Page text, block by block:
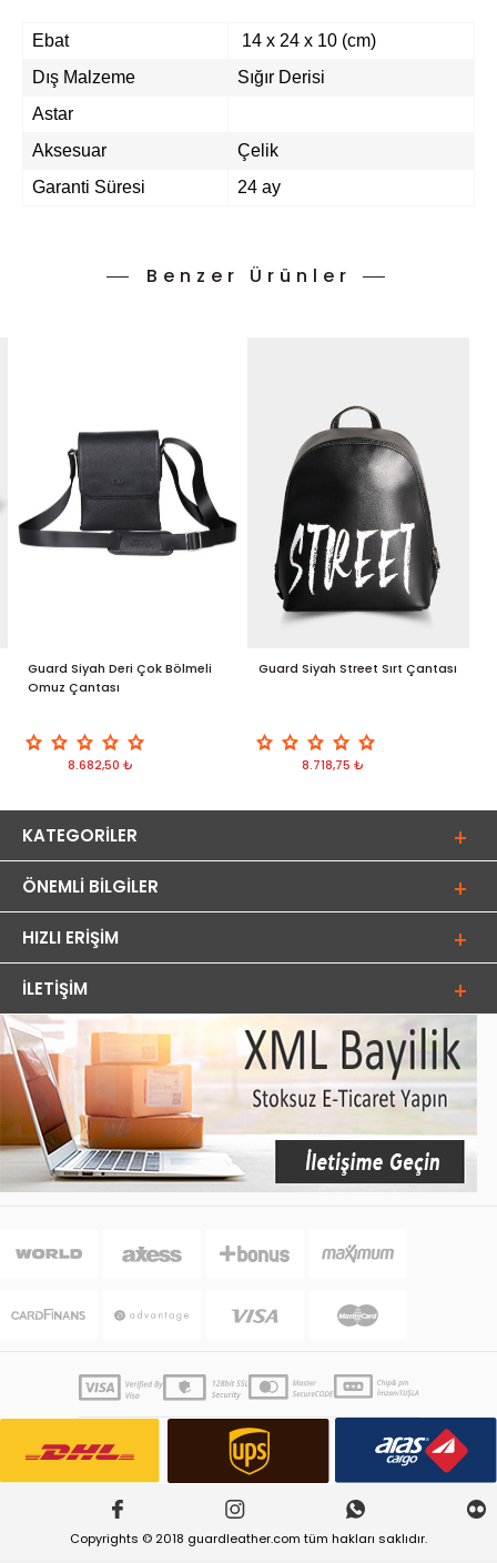
Ebat
14 x 24 x 10 (cm)
Dış Malzeme
Sığır Derisi
Astar
Aksesuar
Çelik
Garanti Süresi
24 ay
Benzer Ürünler
Guard Siyah Deri Çok Bölmeli
Omuz Çantası
8.682,50 ₺
Guard Siyah Street Sırt Çantası
8.718,75 ₺
KATEGORILER
ÖNEMLI BILGILER
HIZLI ERIŞIM
İLETIŞIM
Copyrights © 2018 guardleather.com tüm hakları saklıdır.